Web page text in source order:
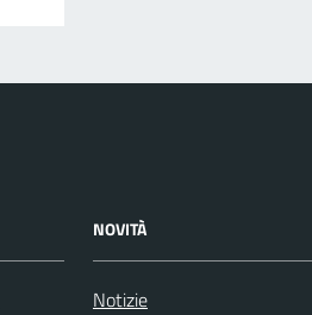
NOVITÀ
Notizie